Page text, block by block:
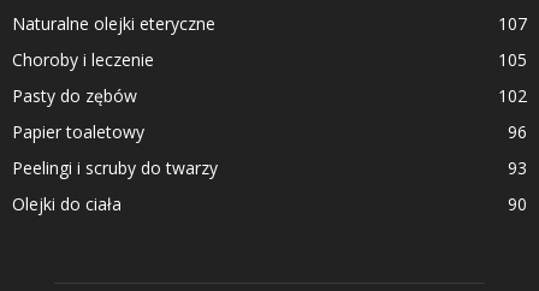
Naturalne olejki eteryczne
107
Choroby i leczenie
105
Pasty do zębów
102
Papier toaletowy
96
Peelingi i scruby do twarzy
93
Olejki do ciała
90